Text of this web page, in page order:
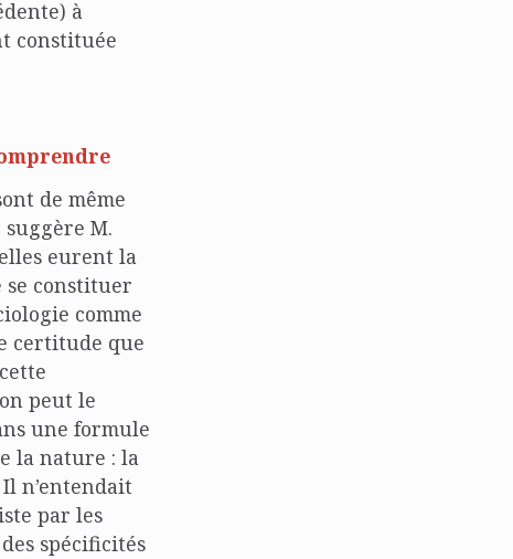
à
constituée
de même
M.
eurent la
se constituer
comme
certitude que
peut le
une formule
la nature : la
n’entendait
par les
spécificités